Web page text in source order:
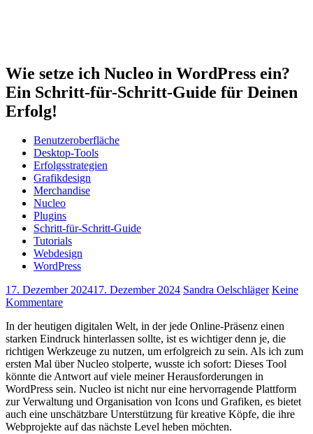
Wie setze ich Nucleo in WordPress ein?
Ein Schritt-für-Schritt-Guide für Deinen
Erfolg!
Benutzeroberfläche
Desktop-Tools
Erfolgsstrategien
Grafikdesign
Merchandise
Nucleo
Plugins
Schritt-für-Schritt-Guide
Tutorials
Webdesign
WordPress
17. Dezember 202417. Dezember 2024 Sandra Oelschläger Keine
Kommentare
In der heutigen digitalen Welt, in der jede Online-Präsenz einen
starken Eindruck​ hinterlassen​ sollte,⁢ ist es⁢ wichtiger denn⁢ je, die
richtigen Werkzeuge‍ zu‌ nutzen, um erfolgreich zu sein. Als ich zum
ersten Mal ‍über Nucleo stolperte, wusste ich ‍sofort: Dieses​ Tool
könnte die Antwort⁣ auf‍ viele meiner Herausforderungen in
WordPress sein. ⁣Nucleo⁣ ist nicht nur eine hervorragende Plattform
zur Verwaltung und Organisation von⁢ Icons⁣ und Grafiken, es ​bietet⁤
auch eine unschätzbare Unterstützung ⁢für‍ kreative Köpfe, ⁢die ihre
Webprojekte auf das ⁣nächste Level heben möchten.